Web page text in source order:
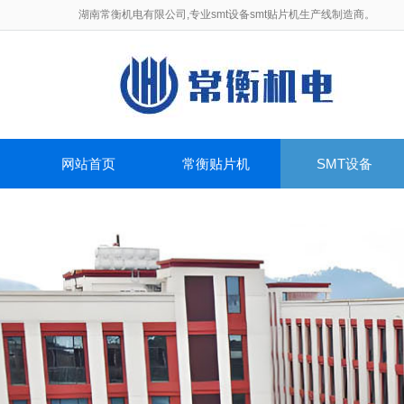
湖南常衡机电有限公司,专业smt设备smt贴片机生产线制造商。
网站首页 常衡贴片机 SMT设备